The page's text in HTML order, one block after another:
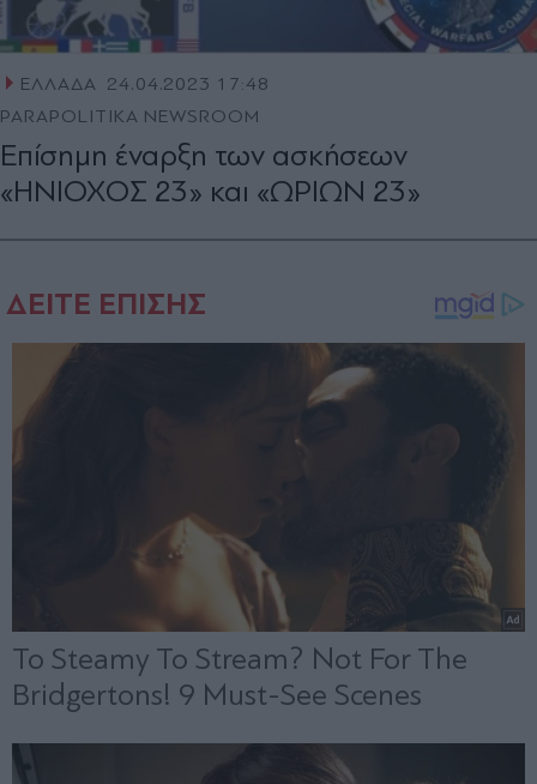
ΕΛΛΑΔΑ 24.04.2023 17:48
PARAPOLITIKA NEWSROOM
Επίσημη έναρξη των ασκήσεων
«ΗΝΙΟΧΟΣ 23» και «ΩΡΙΩΝ 23»